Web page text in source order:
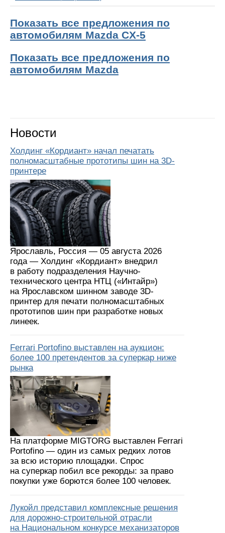
Показать все предложения по
автомобилям Mazda CX-5
Показать все предложения по
автомобилям Mazda
Новости
Холдинг «Кордиант» начал печатать
полномасштабные прототипы шин на 3D-
принтере
Ярославль, Россия — 05 августа 2026
года — Холдинг «Кордиант» внедрил
в работу подразделения Научно-
технического центра НТЦ («Интайр»)
на Ярославском шинном заводе 3D-
принтер для печати полномасштабных
прототипов шин при разработке новых
линеек.
Ferrari Portofino выставлен на аукцион:
более 100 претендентов за суперкар ниже
рынка
На платформе MIGTORG выставлен Ferrari
Portofino — один из самых редких лотов
за всю историю площадки. Спрос
на суперкар побил все рекорды: за право
покупки уже борются более 100 человек.
Лукойл представил комплексные решения
для дорожно-строительной отрасли
на Национальном конкурсе механизаторов